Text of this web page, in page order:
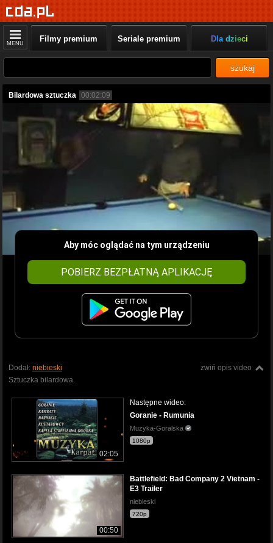
MENU Filmy premium Seriale premium Dla dzieci
szukaj
Bilardowa sztuczka 00:02:09
Aby móc oglądać na tym urządzeniu
POBIERZ BEZPŁATNĄ APLIKACJĘ
zwiń opis video
Dodał: niebieski
Sztuczka bilardowa.
02:05
Następne wideo:
Goranie - Rumunia
Muzyka-Goralska
1080p
00:50
Battlefield: Bad Company 2 Vietnam -
E3 Trailer
niebieski
720p